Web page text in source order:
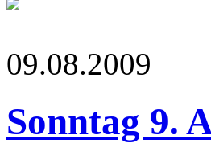
09.08.2009
Sonntag 9.